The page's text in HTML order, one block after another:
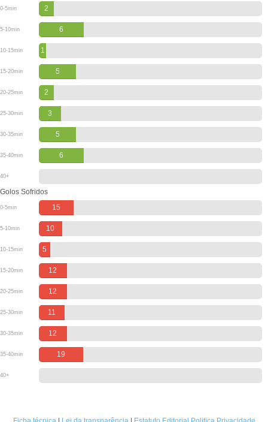
0-5min 2
5-10min 6
10-15min 1
15-20min 5
20-25min 2
25-30min 3
30-35min 5
35-40min 6
40+
Golos Sofridos
0-5min 15
5-10min 10
10-15min 5
15-20min 12
20-25min 12
25-30min 11
30-35min 12
35-40min 19
40+